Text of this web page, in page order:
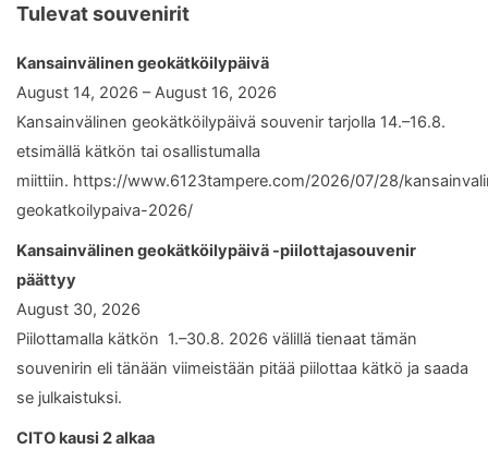
Tulevat souvenirit
Kansainvälinen geokätköilypäivä
August 14, 2026 – August 16, 2026
Kansainvälinen geokätköilypäivä souvenir tarjolla 14.–16.8.
etsimällä kätkön tai osallistumalla
miittiin. https://www.6123tampere.com/2026/07/28/
geokatkoilypaiva-2026/
Kansainvälinen geokätköilypäivä -piilottajasouvenir
päättyy
August 30, 2026
Piilottamalla kätkön 1.–30.8. 2026 välillä tienaat tämän
souvenirin eli tänään viimeistään pitää piilottaa kätkö ja saada
se julkaistuksi.
CITO kausi 2 alkaa